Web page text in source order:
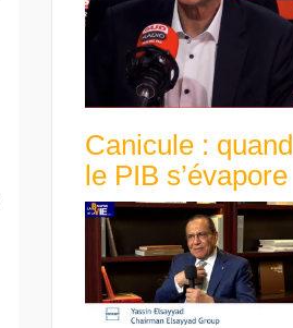
Canicule : quand
le PIB s’évapore